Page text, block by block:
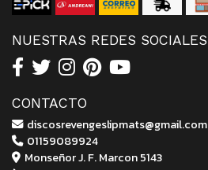
NUESTRAS REDES SOCIALES
CONTACTO
discosrevengeslipmats@gmail.com
01159089924
Monseñor J. F. Marcon 5143